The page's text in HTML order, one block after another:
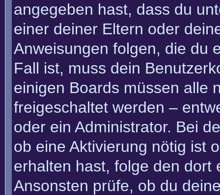
angegeben hast, dass du
einer deiner Eltern oder
Anweisungen folgen, die du
Fall ist, muss dein
einigen Boards müssen alle
freigeschaltet werden –
oder ein Administrator. Bei
ob eine Aktivierung nötig ist
erhalten hast, folge den dort
Ansonsten prüfe, ob du